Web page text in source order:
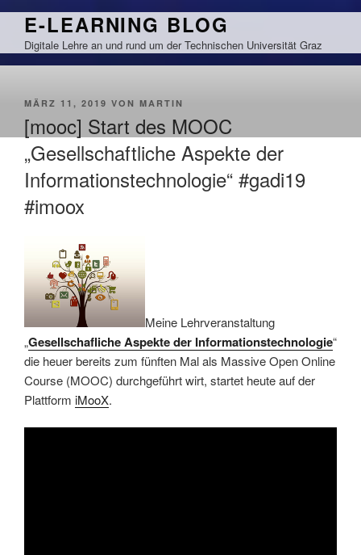
Zum
springen
E-LEARNING BLOG
Digitale Lehre an und rund um der Technischen Universität Graz
VERÖFFENTLICHT
MÄRZ 11, 2019 VON MARTIN
[mooc] Start des MOOC
„Gesellschaftliche Aspekte der
Informationstechnologie“ #gadi19
#imoox
Meine Lehrveranstaltung
„Gesellschafliche Aspekte der Informationstechnologie“
die heuer bereits zum fünften Mal als Massive Open Online
Course (MOOC) durchgeführt wirt, startet heute auf der
Plattform iMooX.